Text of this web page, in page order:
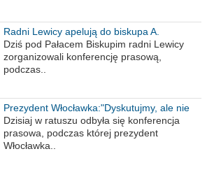
Radni Lewicy apelują do biskupa A.
Wiesława Meringa
Dziś pod Pałacem Biskupim radni Lewicy
zorganizowali konferencję prasową,
podczas..
Prezydent Włocławka:"Dyskutujmy, ale nie
obrażajmy się”
Dzisiaj w ratuszu odbyła się konferencja
prasowa, podczas której prezydent
Włocławka..